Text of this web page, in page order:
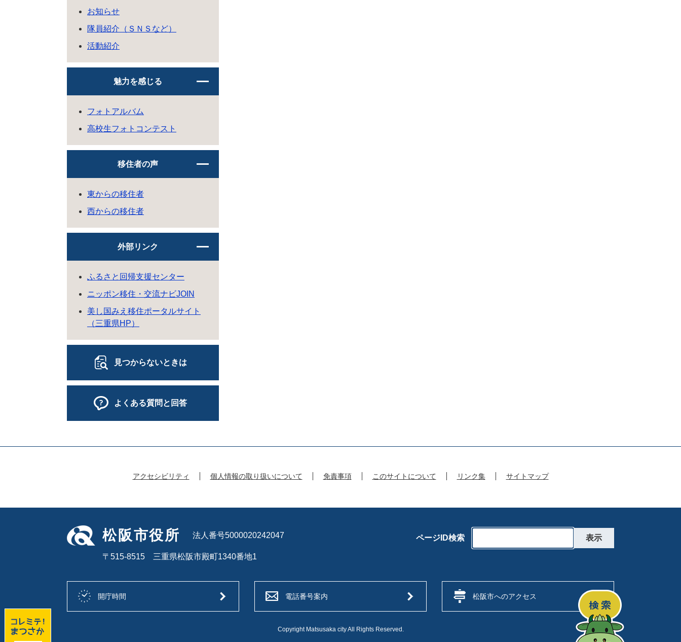
お知らせ
隊員紹介（ＳＮＳなど）
活動紹介
魅力を感じる
フォトアルバム
高校生フォトコンテスト
移住者の声
東からの移住者
西からの移住者
外部リンク
ふるさと回帰支援センター
ニッポン移住・交流ナビJOIN
美し国みえ移住ポータルサイト
（三重県HP）
見つからないときは
よくある質問と回答
アクセシビリティ 個人情報の取り扱いについて 免責事項 このサイトについて リンク集 サイトマップ
松阪市役所 法人番号5000020242047
〒515-8515 三重県松阪市殿町1340番地1
ページID検索
開庁時間 電話番号案内 松阪市へのアクセス
Copyright Matsusaka city All Rights Reserved.